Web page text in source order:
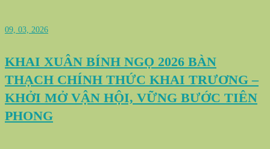
09, 03, 2026
KHAI XUÂN BÍNH NGỌ 2026 BÀN
THẠCH CHÍNH THỨC KHAI TRƯƠNG –
KHỞI MỞ VẬN HỘI, VỮNG BƯỚC TIÊN
PHONG